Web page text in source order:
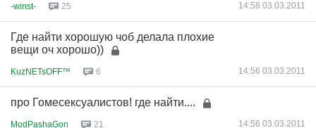
-winst- 25 14:58 03.03.2011
Где найти хорошую чоб делала плохие
вещи оч хорошо))
KuzNETsOFF™ 6 14:56 03.03.2011
про Гомесексуалистов! где найти....
ModPashaGon 21 14:56 03.03.2011